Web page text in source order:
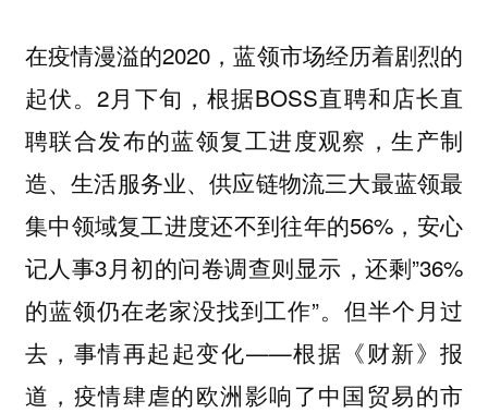
在疫情漫溢的2020，蓝领市场经历着剧烈的
起伏。2月下旬，根据BOSS直聘和店长直
聘联合发布的蓝领复工进度观察，生产制
造、生活服务业、供应链物流三大最蓝领最
集中领域复工进度还不到往年的56%，安心
记人事3月初的问卷调查则显示，还剩”36%
的蓝领仍在老家没找到工作”。但半个月过
去，事情再起起变化——根据《财新》报
道，疫情肆虐的欧洲影响了中国贸易的市